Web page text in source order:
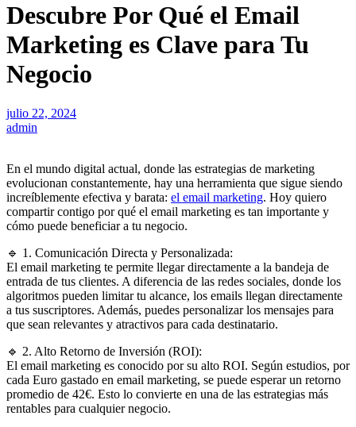
Descubre Por Qué el Email
Marketing es Clave para Tu
Negocio
julio 22, 2024
admin
En el mundo digital actual, donde las estrategias de marketing
evolucionan constantemente, hay una herramienta que sigue siendo
increíblemente efectiva y barata: el email marketing. Hoy quiero
compartir contigo por qué el email marketing es tan importante y
cómo puede beneficiar a tu negocio.
🔹 1. Comunicación Directa y Personalizada:
El email marketing te permite llegar directamente a la bandeja de
entrada de tus clientes. A diferencia de las redes sociales, donde los
algoritmos pueden limitar tu alcance, los emails llegan directamente
a tus suscriptores. Además, puedes personalizar los mensajes para
que sean relevantes y atractivos para cada destinatario.
🔹 2. Alto Retorno de Inversión (ROI):
El email marketing es conocido por su alto ROI. Según estudios, por
cada Euro gastado en email marketing, se puede esperar un retorno
promedio de 42€. Esto lo convierte en una de las estrategias más
rentables para cualquier negocio.